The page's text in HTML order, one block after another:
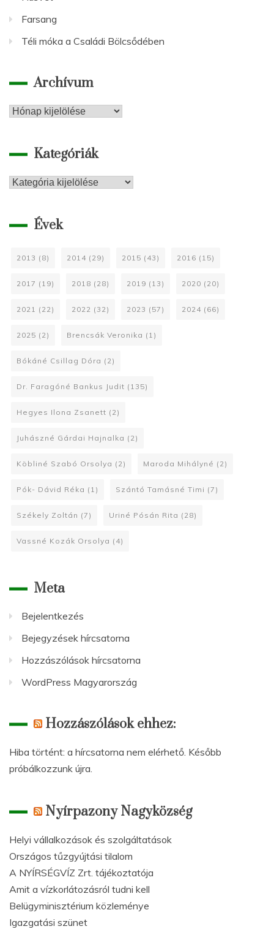
Farsang
Téli móka a Családi Bölcsődében
Archívum
Archívum
Kategóriák
Kategóriák
Évek
2013 (8) 2014 (29) 2015 (43) 2016 (15)
2017 (19) 2018 (28) 2019 (13) 2020 (20)
2021 (22) 2022 (32) 2023 (57) 2024 (66)
2025 (2) Brencsák Veronika (1)
Bókáné Csillag Dóra (2)
Dr. Faragóné Bankus Judit (135)
Hegyes Ilona Zsanett (2)
Juhászné Gárdai Hajnalka (2)
Köbliné Szabó Orsolya (2) Maroda Mihályné (2)
Pók- Dávid Réka (1) Szántó Tamásné Timi (7)
Székely Zoltán (7) Uriné Pósán Rita (28)
Vassné Kozák Orsolya (4)
Meta
Bejelentkezés
Bejegyzések hírcsatorna
Hozzászólások hírcsatorna
WordPress Magyarország
Hozzászólások ehhez:
Hiba történt: a hírcsatorna nem elérhető. Később
próbálkozzunk újra.
Nyírpazony Nagyközség
Helyi vállalkozások és szolgáltatások
Országos tűzgyújtási tilalom
A NYÍRSÉGVÍZ Zrt. tájékoztatója
Amit a vízkorlátozásról tudni kell
Belügyminisztérium közleménye
Igazgatási szünet